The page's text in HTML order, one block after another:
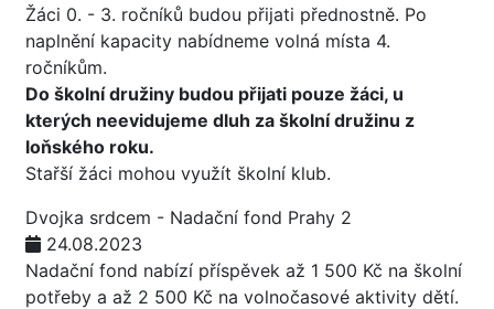
Žáci 0. - 3. ročníků budou přijati přednostně. Po
naplnění kapacity nabídneme volná místa 4.
ročníkům.
Do školní družiny budou přijati pouze žáci, u
kterých neevidujeme dluh za školní družinu z
loňského roku.
Stařší žáci mohou využít školní klub.
Dvojka srdcem - Nadační fond Prahy 2
24.08.2023
Nadační fond nabízí příspěvek až 1 500 Kč na školní
potřeby a až 2 500 Kč na volnočasové aktivity dětí.